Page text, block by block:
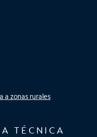
a zonas rurales
TÉCNICA